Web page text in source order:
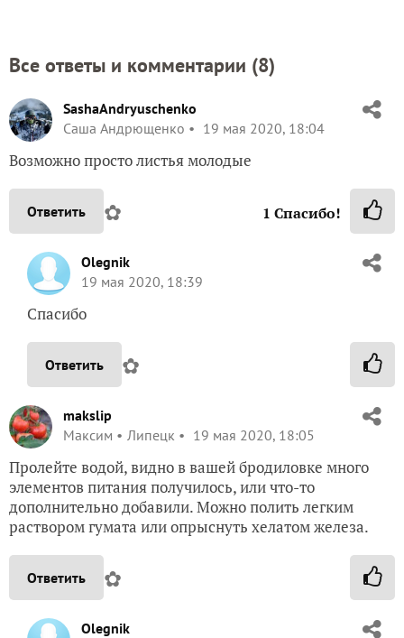
Все ответы и комментарии (8)
SashaAndryuschenko
Саша Андрющенко
19 мая 2020, 18:04
Возможно просто листья молодые
Ответить ✿ 1 Спасибо!
Olegnik
19 мая 2020, 18:39
Спасибо
Ответить ✿
makslip
Максим
Липецк 19 мая 2020, 18:05
Пролейте водой, видно в вашей бродиловке много
элементов питания получилось, или что-то
дополнительно добавили. Можно полить легким
раствором гумата или опрыснуть хелатом железа.
Ответить ✿
Olegnik